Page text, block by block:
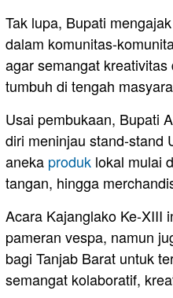
Tak lupa, Bupati
dalam komunitas-
agar semangat
tumbuh di tengah
Usai pembukaan, Bupati
diri meninjau stand-stand
aneka produk lokal mulai
tangan, hingga
Acara Kajanglako Ke-XIII
pameran vespa, namun
bagi Tanjab Barat untuk
semangat kolaboratif,